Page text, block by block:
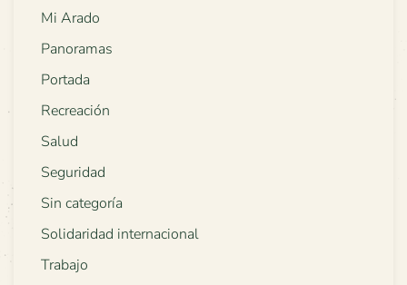
Mi Arado
Panoramas
Portada
Recreación
Salud
Seguridad
Sin categoría
Solidaridad internacional
Trabajo